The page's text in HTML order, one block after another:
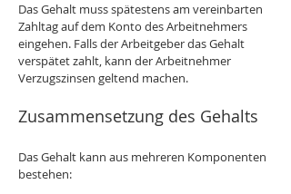
Das Gehalt muss spätestens am vereinbarten
Zahltag auf dem Konto des Arbeitnehmers
eingehen. Falls der Arbeitgeber das Gehalt
verspätet zahlt, kann der Arbeitnehmer
Verzugszinsen geltend machen.
Zusammensetzung des Gehalts
Das Gehalt kann aus mehreren Komponenten
bestehen: